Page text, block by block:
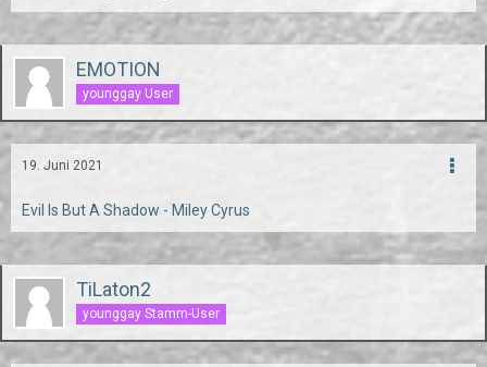
EMOTION
younggay User
19. Juni 2021
Evil Is But A Shadow - Miley Cyrus
TiLaton2
younggay Stamm-User